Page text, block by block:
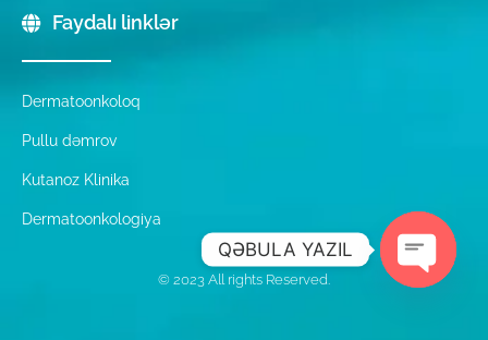
Faydalı linklər
Dermatoonkoloq
Pullu dəmrov
Kutanoz Klinika
Dermatoonkologiya
© 2023 All rights Reserved.
QƏBULA YAZIL